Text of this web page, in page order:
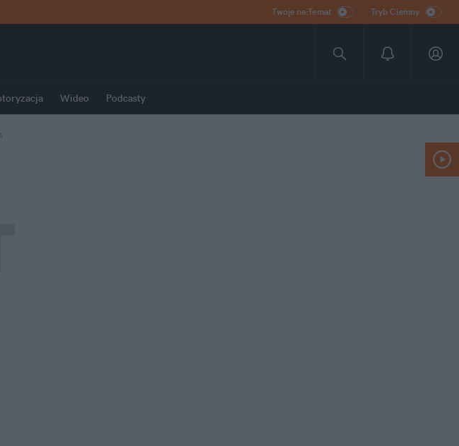
Twoje na:Temat Tryb Ciemny
Wideo Podcasty